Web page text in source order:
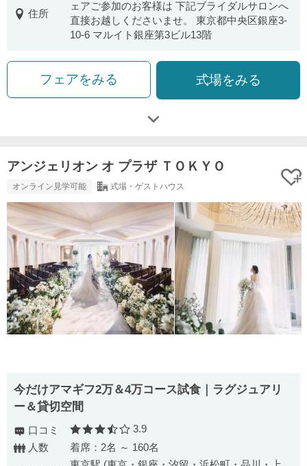
住所
ェアご参加のお客様は 下記ブライダルサロンへ
直接お越しくださいませ。 東京都中央区銀座3-
10-6 マルイト銀座第3ビル13階
フェアをみる 式場をみる
アンジェリオン オ プラザ ＴＯＫＹＯ
オンライン見学可能 式場・ゲストハウス
今だけアマギフ2万＆4万コース試食｜ラグジュアリ
ー＆貸切空間
口コミ 口コミ評価
3.9
人数
着席：2名 ～ 160名